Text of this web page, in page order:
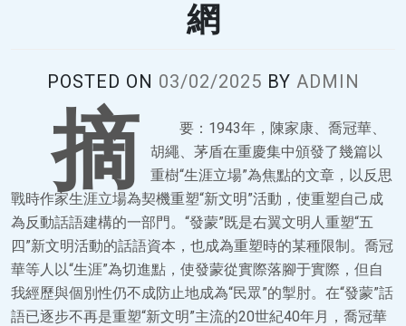
網
POSTED ON 03/02/2025 BY ADMIN
摘
要：1943年，陳家康、喬冠華、
胡繩、茅盾在重慶集中頒發了幾篇以
重樹“生涯立場”為焦點的文章，以反思
戰時作家生涯立場為契機重塑“新文明”活動，使重塑自己成
為反動話語建構的一部門。“發蒙”既是右翼文明人重塑“五
四”新文明活動的話語資本，也成為重塑時的某種限制。喬冠
華等人以“生涯”為切進點，使發蒙從實際落腳于實際，但自
我經歷與個別性仍不成防止地成為“民眾”的掣肘。在“發蒙”話
語已逐步不再是重塑“新文明”主流的20世紀40年月，喬冠華